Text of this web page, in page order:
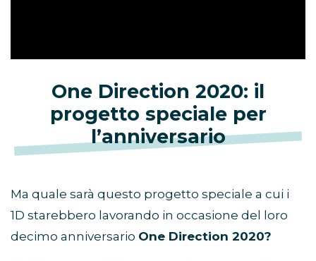
One Direction 2020: il
progetto speciale per
l’anniversario
Ma quale sarà questo progetto speciale a cui i
1D starebbero lavorando in occasione del loro
decimo anniversario One Direction 2020?